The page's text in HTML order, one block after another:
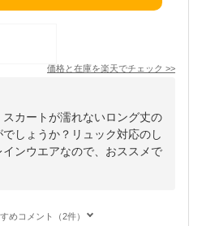
価格と在庫を楽天でチェック >>
カートが濡れないロング丈の
しょうか？リュック対応のし
ンウエアなので、おススメで
めコメント（2件）